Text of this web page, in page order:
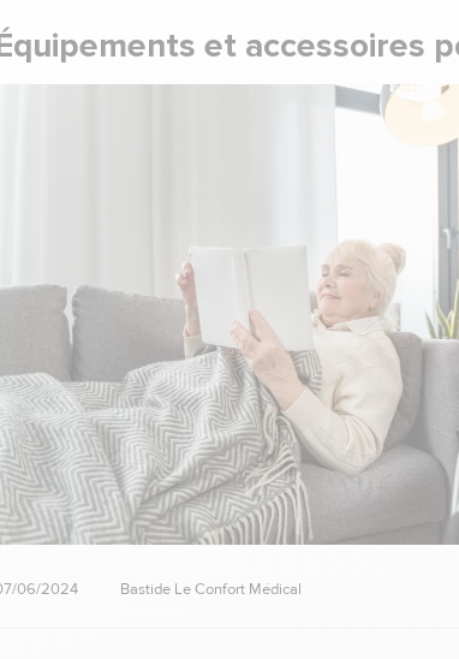
et accessoires
06/2024 Bastide Le Confort Médical